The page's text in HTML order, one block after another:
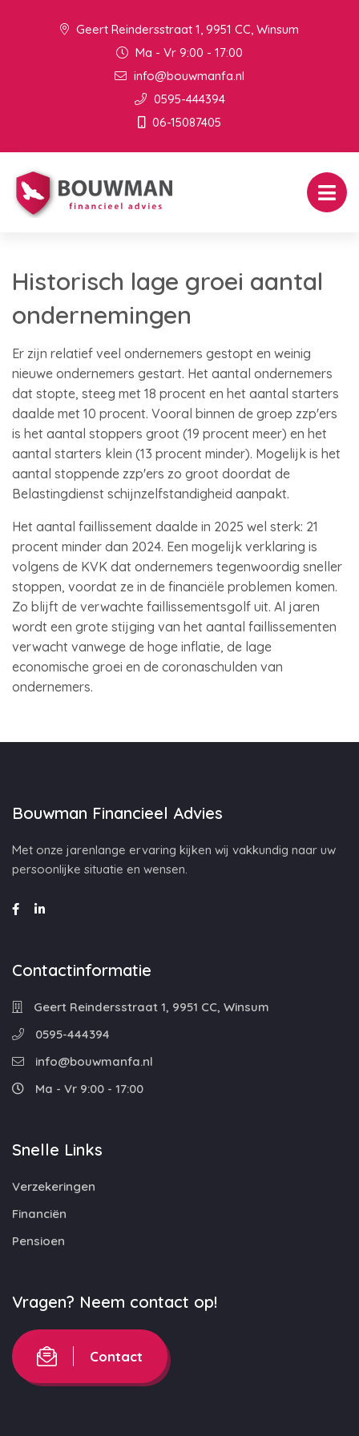
Geert Reindersstraat 1, 9951 CC, Winsum
Ma - Vr 9:00 - 17:00
info@bouwmanfa.nl
0595-444394
06-15087405
Historisch lage groei aantal
ondernemingen
Er zijn relatief veel ondernemers gestopt en weinig
nieuwe ondernemers gestart. Het aantal ondernemers
dat stopte, steeg met 18 procent en het aantal starters
daalde met 10 procent. Vooral binnen de groep zzp'ers
is het aantal stoppers groot (19 procent meer) en het
aantal starters klein (13 procent minder). Mogelijk is het
aantal stoppende zzp'ers zo groot doordat de
Belastingdienst schijnzelfstandigheid aanpakt.
Het aantal faillissement daalde in 2025 wel sterk: 21
procent minder dan 2024. Een mogelijk verklaring is
volgens de KVK dat ondernemers tegenwoordig sneller
stoppen, voordat ze in de financiële problemen komen.
Zo blijft de verwachte faillissementsgolf uit. Al jaren
wordt een grote stijging van het aantal faillissementen
verwacht vanwege de hoge inflatie, de lage
economische groei en de coronaschulden van
ondernemers.
Bouwman Financieel Advies
Met onze jarenlange ervaring kijken wij vakkundig naar uw
persoonlijke situatie en wensen.
Contactinformatie
Geert Reindersstraat 1, 9951 CC, Winsum
0595-444394
info@bouwmanfa.nl
Ma - Vr 9:00 - 17:00
Snelle Links
Verzekeringen
Financiën
Pensioen
Vragen? Neem contact op!
Contact